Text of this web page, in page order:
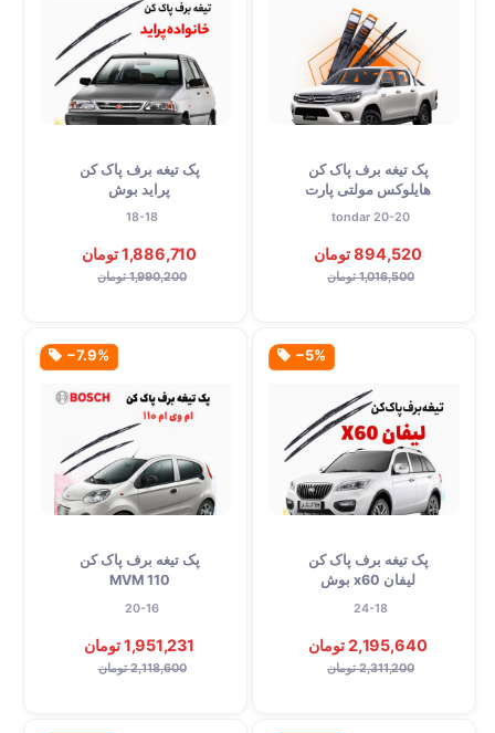
پک تیغه برف پاک کن
هایلوکس مولتی پارت
tondar 20-20
894,520 تومان
1,016,500 تومان
پک تیغه برف پاک کن
پراید بوش
18-18
1,886,710 تومان
1,990,200 تومان
‎−5%
پک تیغه برف پاک کن
لیفان x60 بوش
24-18
2,195,640 تومان
2,311,200 تومان
‎−7.9%
پک تیغه برف پاک کن
MVM 110
20-16
1,951,231 تومان
2,118,600 تومان